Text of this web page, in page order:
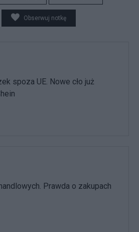
Obserwuj notkę
spoza UE. Nowe cło już
Prawda o zakupach